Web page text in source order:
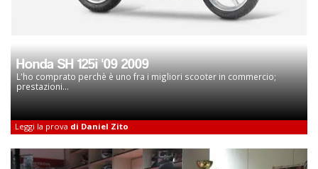
Honda SH 125i '09 2009
L'ho comprato perchè è uno fra i migliori scooter in commercio;
prestazioni...
Leggi la prova di Daniel Zito